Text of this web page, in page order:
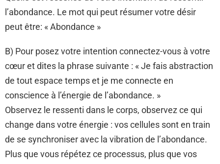
l’abondance. Le mot qui peut résumer votre désir
peut être: « Abondance »
B) Pour posez votre intention connectez-vous à votre
cœur et dites la phrase suivante : « Je fais abstraction
de tout espace temps et je me connecte en
conscience à l’énergie de l’abondance. »
Observez le ressenti dans le corps, observez ce qui
change dans votre énergie : vos cellules sont en train
de se synchroniser avec la vibration de l’abondance.
Plus que vous répétez ce processus, plus que vos